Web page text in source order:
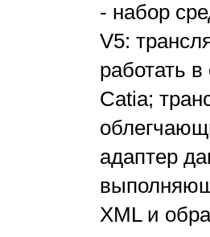
- набор
V5:
работать
Catia;
адаптер
XML и